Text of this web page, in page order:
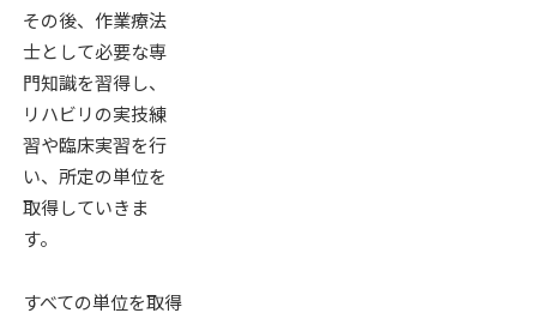
その後、作業療法
士として必要な専
門知識を習得し、
リハビリの実技練
習や臨床実習を行
い、所定の単位を
取得していきま
す。
すべての単位を取得